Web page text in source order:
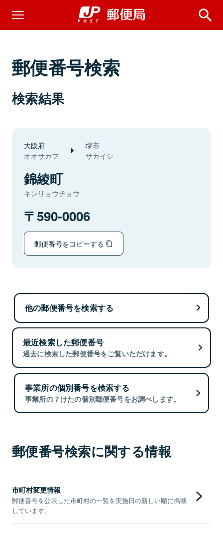
郵便番号検索
検索結果
大阪府
オオサカフ
堺市
サカイシ
錦綾町
キンリョウチョウ
590-0006
郵便番号をコピーする
他の郵便番号を検索する
最近検索した郵便番号
過去に検索した郵便番号をご覧いただけます。
事業所の個別番号を検索する
事業所の７けたの個別郵便番号をお調べします。
郵便番号検索に関する情報
市町村変更情報
郵便番号を公表した市町村の一覧を実施日の新しい順に掲載
しています。